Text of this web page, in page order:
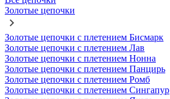
Золотые цепочки
Золотые цепочки с плетением Бисмарк
Золотые цепочки с плетением Лав
Золотые цепочки с плетением Нонна
Золотые цепочки с плетением Панцирь
Золотые цепочки с плетением Ромб
Золотые цепочки с плетением Сингапур